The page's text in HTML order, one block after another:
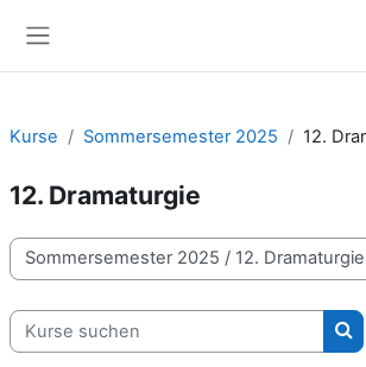
Kurse Sommersemester 2025 12.
12. Dramaturgie
Kursbereiche
Kurse suchen